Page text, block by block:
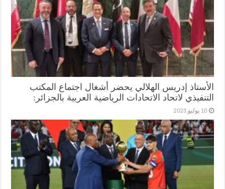
الأستاذ إدريس الهلالي يحضر أشغال اجتماع المكتب
التنفيذي لاتحاد الاتحادات الرياضية العربية بالجزائر:
10 يوليو,2023